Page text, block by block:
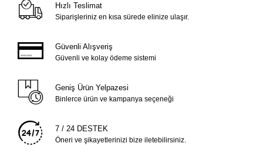
Hızlı Teslimat
Siparişleriniz en kısa sürede elinize ulaşır.
Güvenli Alışveriş
Güvenli ve kolay ödeme sistemi
Geniş Ürün Yelpazesi
Binlerce ürün ve kampanya seçeneği
7 / 24 DESTEK
Öneri ve şikayetlerinizi bize iletebilirsiniz.